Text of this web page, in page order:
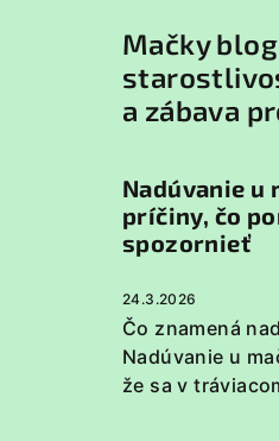
Mačky
a zábava
Nadúvanie u
príčiny, čo
spozornieť
24.3.2026
Čo znamená
Nadúvanie u
že sa v